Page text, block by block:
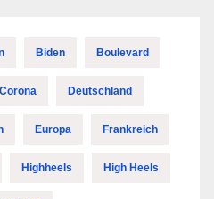
Biden Boulevard
Corona Deutschland
Europa Frankreich
Highheels High Heels